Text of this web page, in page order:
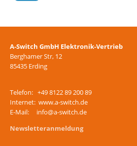
A-Switch GmbH Elektronik-Vertrieb
Berghamer Str, 12
85435 Erding
Telefon: +49 8122 89 200 89
Internet: www.a-switch.de
E-Mail: info@a-switch.de
Newsletteranmeldung